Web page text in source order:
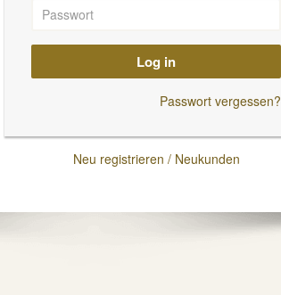
Log in
Passwort vergessen?
Neu registrieren / Neukunden